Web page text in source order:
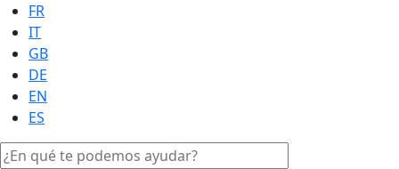
FR
IT
GB
DE
EN
ES